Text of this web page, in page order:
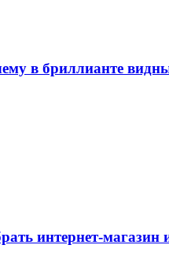
в бриллианте
интернет-магазин